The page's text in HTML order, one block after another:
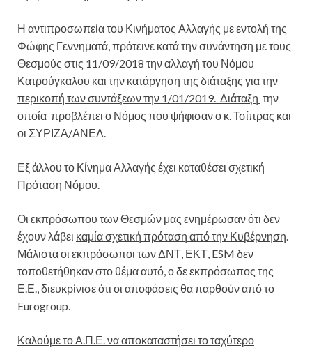
Η αντιπροσωπεία του Κινήματος Αλλαγής με εντολή της
Φώφης Γεννηματά, πρότεινε κατά την συνάντηση με τους
Θεσμούς στις 11/09/2018 την αλλαγή του Νόμου
Κατρούγκαλου και την κατάργηση της διάταξης για την
περικοπή των συντάξεων την 1/01/2019. Διάταξη την
οποία προβλέπει ο Νόμος που ψήφισαν ο κ. Τσίπρας και
οι ΣΥΡΙΖΑ/ΑΝΕΛ.
Εξ άλλου το Κίνημα Αλλαγής έχει καταθέσει σχετική
Πρόταση Νόμου.
Οι εκπρόσωπου των Θεσμών μας ενημέρωσαν ότι δεν
έχουν λάβει καμία σχετική πρόταση από την Κυβέρνηση.
Μάλιστα οι εκπρόσωποι των ΔΝΤ, ΕΚΤ, ESM δεν
τοποθετήθηκαν στο θέμα αυτό, ο δε εκπρόσωπος της
Ε.Ε., διευκρίνισε ότι οι αποφάσεις θα παρθούν από το
Eurogroup.
Καλούμε το Α.Π.Ε. να αποκαταστήσει το ταχύτερο